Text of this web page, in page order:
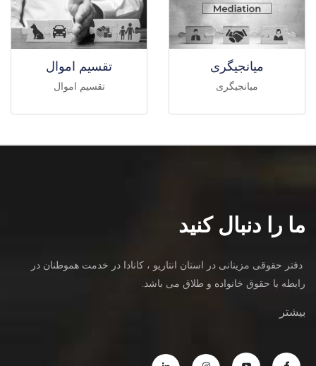
تقسیم اموال
تقسیم اموال
میانجیگری
میانجیگری
ما را دنبال کنید
دفتر حقوقی مزینانی در استان انتاریو ، کانادا در خدمت هموطنان در
رابطه با حقوق خانواده و طلاق می باشد.
بیشتر